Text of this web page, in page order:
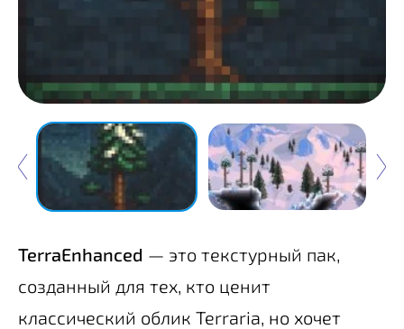
TerraEnhanced — это текстурный пак,
созданный для тех, кто ценит
классический облик Terraria, но хочет